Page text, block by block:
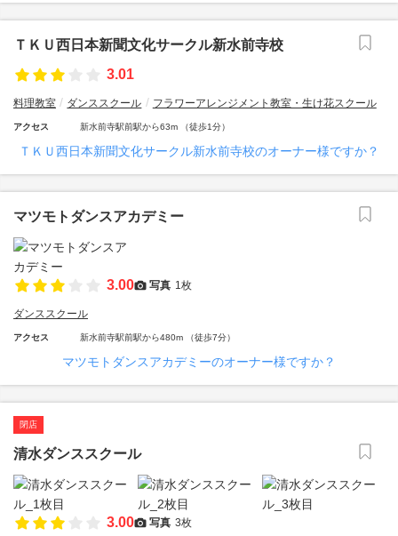
ＴＫＵ西日本新聞文化サークル新水前寺校
3.01
料理教室 ダンススクール フラワーアレンジメント教室・生け花スクール
アクセス 新水前寺駅前駅から63m （徒歩1分）
ＴＫＵ西日本新聞文化サークル新水前寺校のオーナー様ですか？
マツモトダンスアカデミー
3.00 写真 1枚
ダンススクール
アクセス 新水前寺駅前駅から480m （徒歩7分）
マツモトダンスアカデミーのオーナー様ですか？
閉店
清水ダンススクール
3.00 写真 3枚